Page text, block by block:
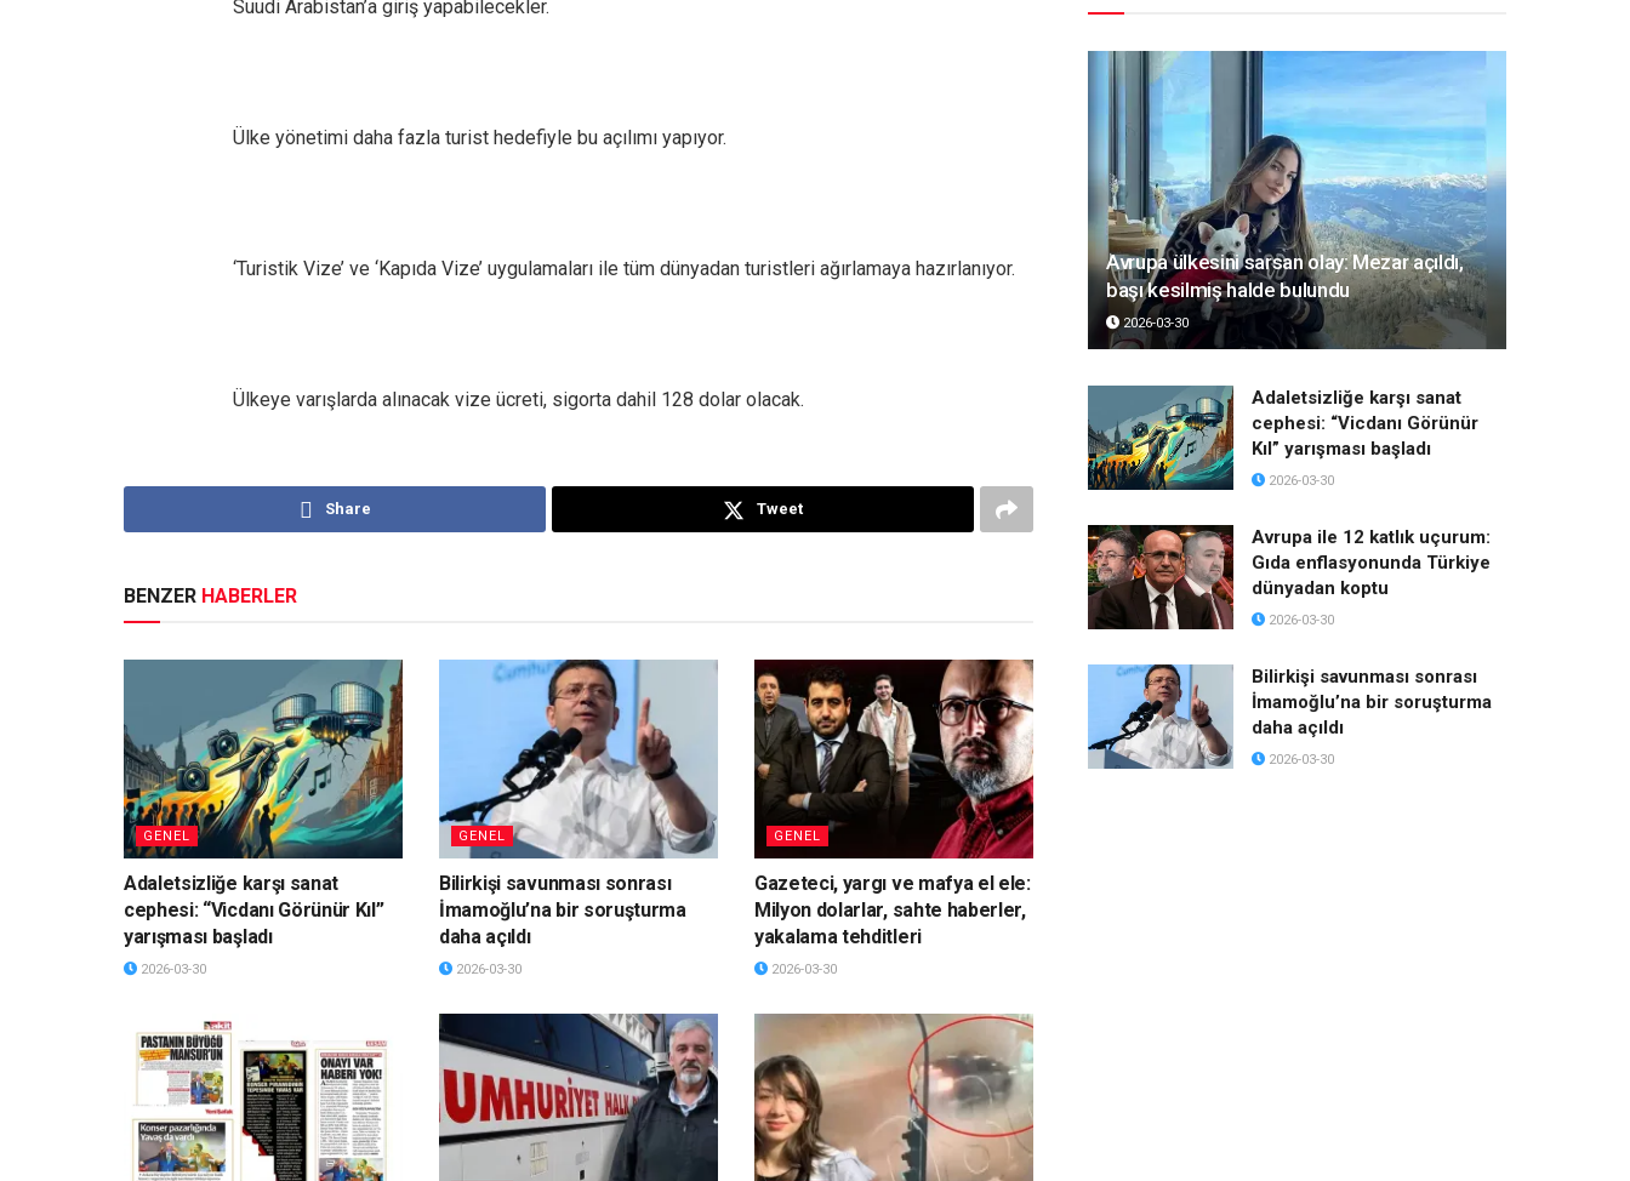
Suudi Arabistan’a giriş yapabilecekler.
Ülke yönetimi daha fazla turist hedefiyle bu açılımı yapıyor.
‘Turistik Vize’ ve ‘Kapıda Vize’ uygulamaları ile tüm dünyadan turistleri ağırlamaya hazırlanıyor.
Ülkeye varışlarda alınacak vize ücreti, sigorta dahil 128 dolar olacak.
Share Tweet
BENZER HABERLER
GENEL
Adaletsizliğe karşı sanat
cephesi: “Vicdanı Görünür Kıl”
yarışması başladı
2026-03-30
GENEL
Bilirkişi savunması sonrası
İmamoğlu’na bir soruşturma
daha açıldı
2026-03-30
GENEL
Gazeteci, yargı ve mafya el ele:
Milyon dolarlar, sahte haberler,
yakalama tehditleri
2026-03-30
Avrupa ülkesini sarsan olay: Mezar açıldı,
başı kesilmiş halde bulundu
2026-03-30
Adaletsizliğe karşı sanat
cephesi: “Vicdanı Görünür
Kıl” yarışması başladı
2026-03-30
Avrupa ile 12 katlık uçurum:
Gıda enflasyonunda Türkiye
dünyadan koptu
2026-03-30
Bilirkişi savunması sonrası
İmamoğlu’na bir soruşturma
daha açıldı
2026-03-30